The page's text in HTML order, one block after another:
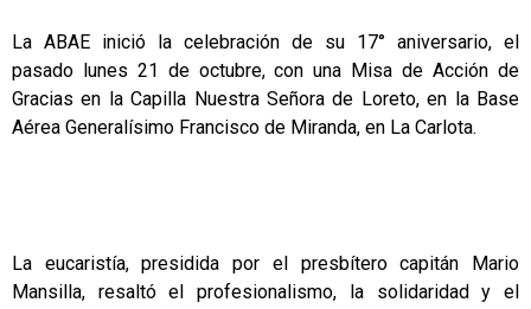
La ABAE inició la celebración de su 17° aniversario, el
pasado lunes 21 de octubre, con una Misa de Acción de
Gracias en la Capilla Nuestra Señora de Loreto, en la Base
Aérea Generalísimo Francisco de Miranda, en La Carlota.
La eucaristía, presidida por el presbítero capitán Mario
Mansilla, resaltó el profesionalismo, la solidaridad y el